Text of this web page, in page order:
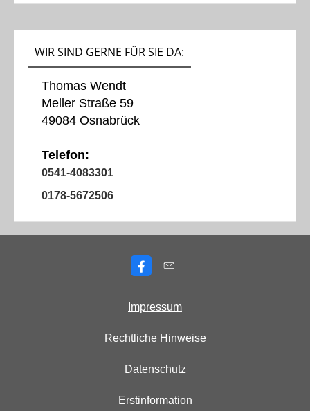
WIR SIND GERNE FÜR SIE DA:
Thomas Wendt
Meller Straße 59
49084 Osnabrück
Telefon:
0541-4083301
0178-5672506
Impressum
Rechtliche Hinweise
Datenschutz
Erstinformation